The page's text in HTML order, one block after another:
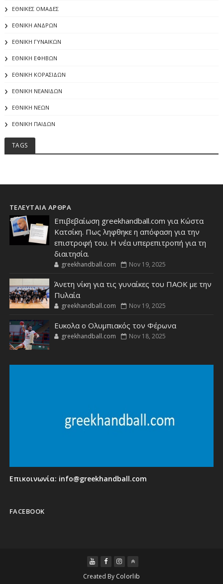
ΕΘΝΙΚΕΣ ΟΜΑΔΕΣ
ΕΘΝΙΚΗ ΑΝΔΡΩΝ
ΕΘΝΙΚΗ ΓΥΝΑΙΚΩΝ
ΕΘΝΙΚΗ ΕΦΗΒΩΝ
ΕΘΝΙΚΗ ΚΟΡΑΣΙΔΩΝ
ΕΘΝΙΚΗ ΝΕΑΝΙΔΩΝ
ΕΘΝΙΚΗ ΝΕΩΝ
ΕΘΝΙΚΗ ΠΑΙΔΩΝ
TAGS
ΤΕΛΕΥΤΑΙΑ ΑΡΘΡΑ
Επιβεβαίωση greekhandball.com για Κώστα
Κατσίκη. Πως ληφθηκε η απόφαση για την
επιστροφή του. Η νέα υπερεπιτροπή για τη
διαιτησία.
greekhandball.com Nov 19, 2025
Άνετη νίκη για τις γυναίκες του ΠΑΟΚ με την
Πυλαία
greekhandball.com Nov 19, 2025
Ευκολα ο Ολυμπιακός τον Φέρωνα
greekhandball.com Nov 18, 2025
Επικοινωνία: info@greekhandball.com
FACEBOOK
Created By Colorlib